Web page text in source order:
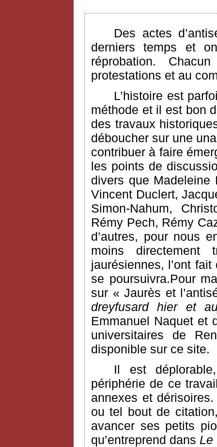
Des actes
derniers temps et
réprobation.
protestations et au
L’histoire est
méthode et il est bon
des travaux
déboucher sur une
contribuer à faire
les points de
divers que Madeleine
Vincent Duclert,
Simon-Nahum,
Rémy Pech, Rémy
d’autres, pour nous
moins
jaurésiennes, l’ont
se poursuivra.Pour
sur « Jaurès et
dreyfusard hier et
Emmanuel Naquet et
universitaires de
disponible sur ce site.
Il est
périphérie de ce
annexes et
ou tel bout de
avancer ses petits
qu’entreprend dans Le